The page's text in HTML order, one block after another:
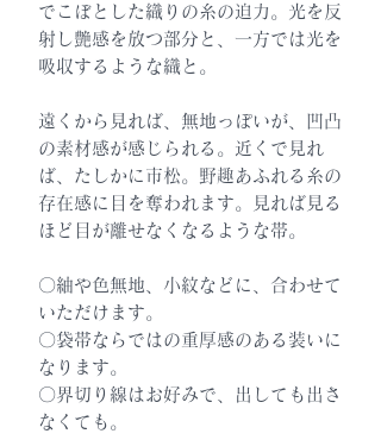
でこぼとした織りの糸の迫力。光を反
射し艶感を放つ部分と、一方では光を
吸収するような織と。
遠くから見れば、無地っぽいが、凹凸
の素材感が感じられる。近くで見れ
ば、たしかに市松。野趣あふれる糸の
存在感に目を奪われます。見れば見る
ほど目が離せなくなるような帯。
〇紬や色無地、小紋などに、合わせて
いただけます。
〇袋帯ならではの重厚感のある装いに
なります。
〇界切り線はお好みで、出しても出さ
なくても。